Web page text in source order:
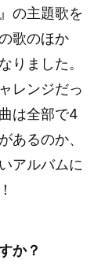
の主題歌を
歌のほか
りました。
レンジだっ
は全部で4
あるのか、
アルバムに
か？